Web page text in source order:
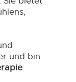
und bin
.